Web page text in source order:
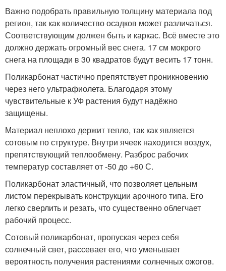
Важно подобрать правильную толщину материала под
регион, так как количество осадков может различаться.
Соответствующим должен быть и каркас. Всё вместе это
должно держать огромный вес снега. 17 см мокрого
снега на площади в 30 квадратов будут весить 17 тонн.
Поликарбонат частично препятствует проникновению
через него ультрафиолета. Благодаря этому
чувствительные к УФ растения будут надёжно
защищены.
Материал неплохо держит тепло, так как является
сотовым по структуре. Внутри ячеек находится воздух,
препятствующий теплообмену. Разброс рабочих
температур составляет от -50 до +60 С.
Поликарбонат эластичный, что позволяет цельным
листом перекрывать конструкции арочного типа. Его
легко сверлить и резать, что существенно облегчает
рабочий процесс.
Сотовый поликарбонат, пропуская через себя
солнечный свет, рассевает его, что уменьшает
вероятность получения растениями солнечных ожогов.